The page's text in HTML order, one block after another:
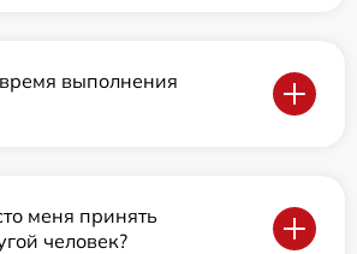
выполнения
меня принять
человек?